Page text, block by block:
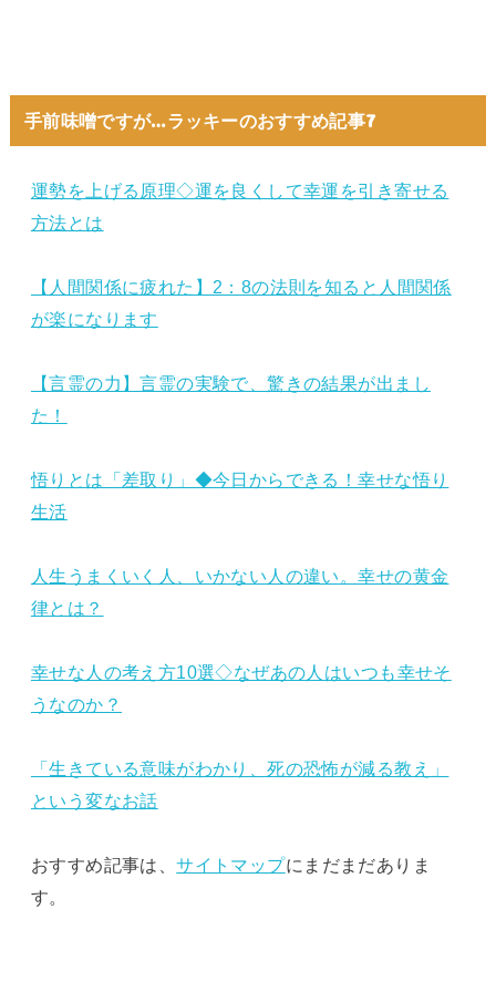
手前味噌ですが…ラッキーのおすすめ記事7
運勢を上げる原理◇運を良くして幸運を引き寄せる
方法とは
【人間関係に疲れた】2：8の法則を知ると人間関係
が楽になります
【言霊の力】言霊の実験で、驚きの結果が出まし
た！
悟りとは「差取り」◆今日からできる！幸せな悟り
生活
人生うまくいく人、いかない人の違い。幸せの黄金
律とは？
幸せな人の考え方10選◇なぜあの人はいつも幸せそ
うなのか？
「生きている意味がわかり、死の恐怖が減る教え」
という変なお話
おすすめ記事は、サイトマップにまだまだありま
す。